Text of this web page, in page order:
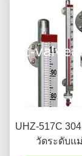
UHZ-517C
วัดระดับแ